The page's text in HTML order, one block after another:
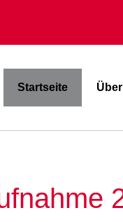
Startseite